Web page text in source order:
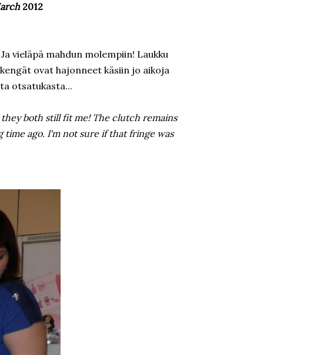
2012
vieläpä mahdun molempiin! Laukku
ovat hajonneet käsiin jo aikoja
otsatukasta...
both still fit me! The clutch remains
time ago. I'm not sure if that fringe was